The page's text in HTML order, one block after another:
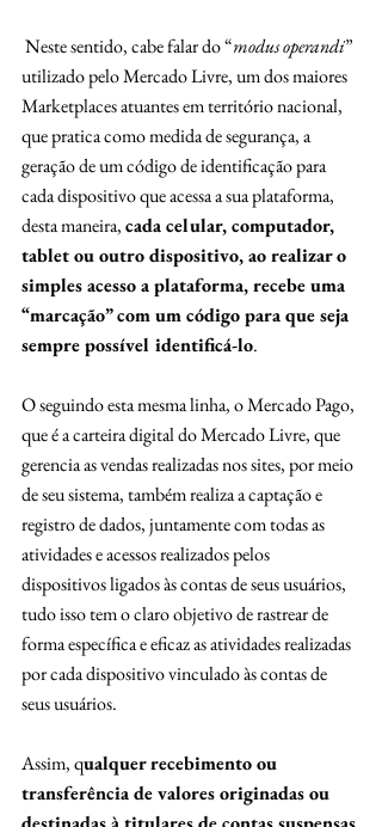
Neste sentido, cabe falar do “modus operandi”
utilizado pelo Mercado Livre, um dos maiores
Marketplaces atuantes em território nacional,
que pratica como medida de segurança, a
geração de um código de identificação para
cada dispositivo que acessa a sua plataforma,
desta maneira, cada celular, computador,
tablet ou outro dispositivo, ao realizar o
simples acesso a plataforma, recebe uma
“marcação” com um código para que seja
sempre possível identificá-lo.
O seguindo esta mesma linha, o Mercado Pago,
que é a carteira digital do Mercado Livre, que
gerencia as vendas realizadas nos sites, por meio
de seu sistema, também realiza a captação e
registro de dados, juntamente com todas as
atividades e acessos realizados pelos
dispositivos ligados às contas de seus usuários,
tudo isso tem o claro objetivo de rastrear de
forma específica e eficaz as atividades realizadas
por cada dispositivo vinculado às contas de
seus usuários.
Assim, qualquer recebimento ou
transferência de valores originadas ou